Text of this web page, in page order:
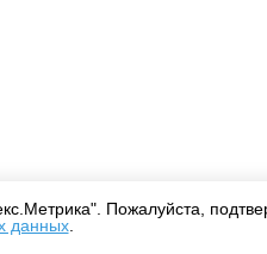
Пожалуйста,
данных.